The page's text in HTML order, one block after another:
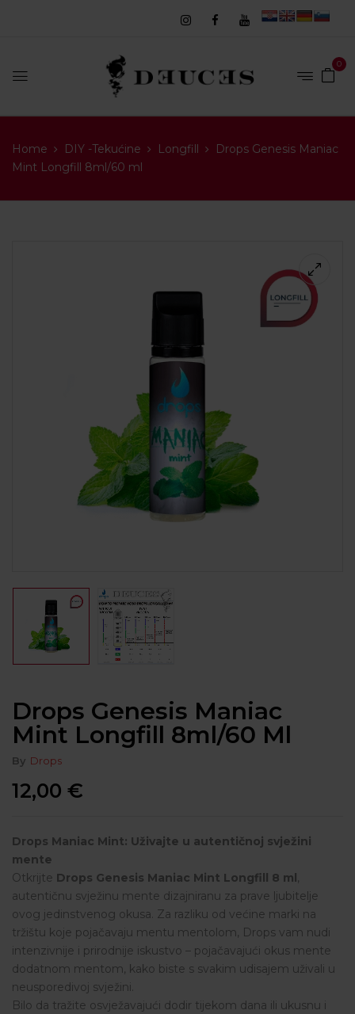
0
Home DIY -Tekućine Longfill
Drops Genesis Maniac
Mint Longfill 8ml/60 ml
Drops Genesis Maniac
Mint Longfill 8ml/60 Ml
By Drops
12,00 €
Drops Maniac Mint: Uživajte u autentičnoj svježini
mente
Otkrijte Drops Genesis Maniac Mint Longfill 8 ml,
autentičnu svježinu mente dizajniranu za prave ljubitelje
ovog jedinstvenog okusa. Za razliku od većine marki na
tržištu koje pojačavaju mentu mentolom, Drops vam nudi
intenzivnije i prirodnije iskustvo – pojačavajući okus mente
dodatnom mentom, kako biste s svakim udisajem uživali u
neusporedivoj svježini.
Bilo da tražite osvježavajući dodir tijekom dana ili ukusnu i